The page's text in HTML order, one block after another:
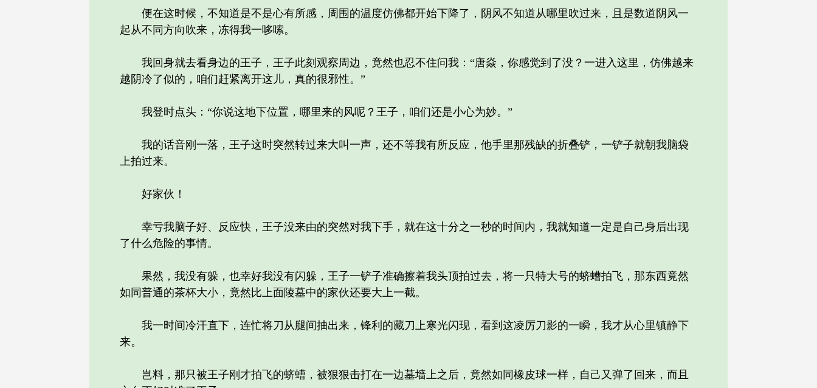
便在这时候，不知道是不是心有所感，周围的温度仿佛都开始下降了，阴风不知道从哪里吹过来，且是数道阴风一
起从不同方向吹来，冻得我一哆嗦。
我回身就去看身边的王子，王子此刻观察周边，竟然也忍不住问我：“唐焱，你感觉到了没？一进入这里，仿佛越来
越阴冷了似的，咱们赶紧离开这儿，真的很邪性。”
我登时点头：“你说这地下位置，哪里来的风呢？王子，咱们还是小心为妙。”
我的话音刚一落，王子这时突然转过来大叫一声，还不等我有所反应，他手里那残缺的折叠铲，一铲子就朝我脑袋
上拍过来。
好家伙！
幸亏我脑子好、反应快，王子没来由的突然对我下手，就在这十分之一秒的时间内，我就知道一定是自己身后出现
了什么危险的事情。
果然，我没有躲，也幸好我没有闪躲，王子一铲子准确擦着我头顶拍过去，将一只特大号的蛴螬拍飞，那东西竟然
如同普通的茶杯大小，竟然比上面陵墓中的家伙还要大上一截。
我一时间冷汗直下，连忙将刀从腿间抽出来，锋利的藏刀上寒光闪现，看到这凌厉刀影的一瞬，我才从心里镇静下
来。
岂料，那只被王子刚才拍飞的蛴螬，被狠狠击打在一边墓墙上之后，竟然如同橡皮球一样，自己又弹了回来，而且